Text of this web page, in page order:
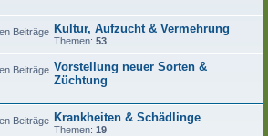
Kultur, Aufzucht & Vermehrung
Themen: 53
Vorstellung neuer Sorten &
Züchtung
Krankheiten & Schädlinge
Themen: 19